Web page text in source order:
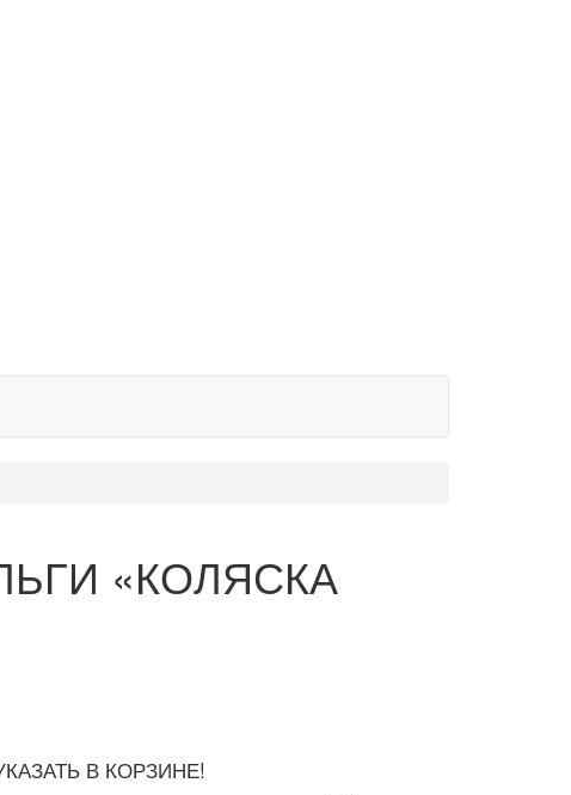
«КОЛЯСКА
В КОРЗИНЕ!